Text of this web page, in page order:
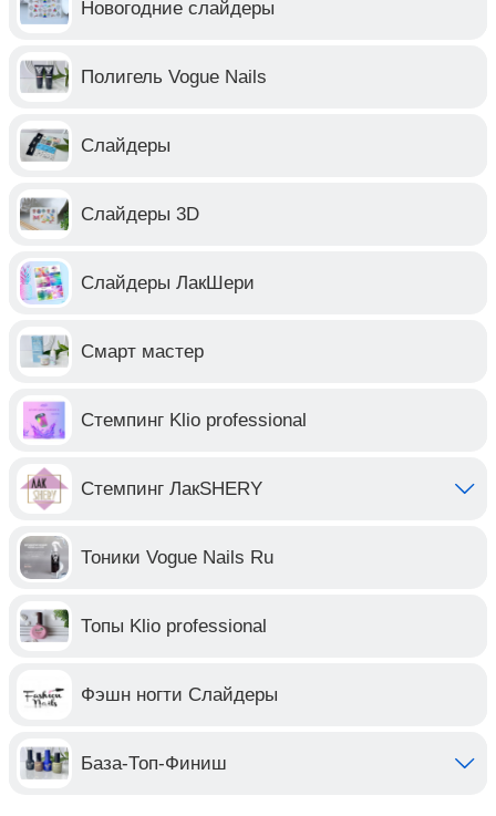
Новогодние слайдеры
Полигель Vogue Nails
Слайдеры
Слайдеры 3D
Слайдеры ЛакШери
Смарт мастер
Стемпинг Klio professional
Стемпинг ЛакSHERY
Тоники Vogue Nails Ru
Топы Klio professional
Фэшн ногти Слайдеры
База-Топ-Финиш